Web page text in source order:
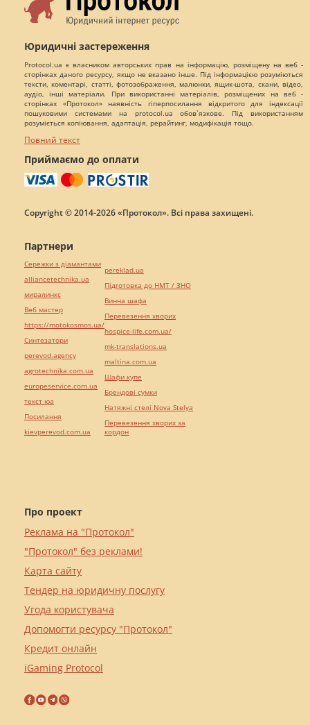
Юридичні застереження
Protocol.ua є власником авторських прав на інформацію, розміщену на веб -
сторінках даного ресурсу, якщо не вказано інше. Під інформацією розуміються
тексти, коментарі, статті, фотозображення, малюнки, ящик-шота, скани, відео,
аудіо, інші матеріали. При використанні матеріалів, розміщених на веб -
сторінках «Протокол» наявність гіперпосилання відкритого для індексації
пошуковими системами на protocol.ua обов`язкове. Під використанням
розуміється копіювання, адаптація, рерайтинг, модифікація тощо.
Повний текст
Приймаємо до оплати
Copyright © 2014-2026 «Протокол». Всі права захищені.
Про проект
Реклама на "Протокол"
"Протокол" без реклами!
Карта сайту
Тендер на юридичну послугу
Угода користувача
Допомогти ресурсу "Протокол"
Кредит онлайн
iGaming Protocol
Партнери
Сережки з діамантами
alliancetechnika.ua
миралинкс
Веб мастер
https://motokosmos.ua/
Синтезатори
perevod.agency
agrotechnika.com.ua
europeservice.com.ua
текст юа
Посилання
kievperevod.com.ua
pereklad.ua
Підготовка до НМТ / ЗНО
Винна шафа
Перевезення хворих
hospice-life.com.ua/
mk-translations.ua
maltina.com.ua
Шафи купе
Брендові сумки
Натяжні стелі Nova Stelya
Перевезення хворих за
кордон